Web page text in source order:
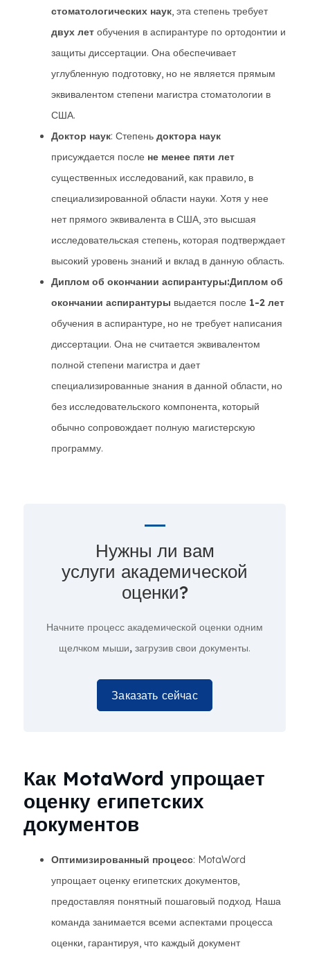
стоматологических наук, эта степень требует
двух лет обучения в аспирантуре по ортодонтии и
защиты диссертации. Она обеспечивает
углубленную подготовку, но не является прямым
эквивалентом степени магистра стоматологии в
США.
Доктор наук: Степень доктора наук
присуждается после не менее пяти лет
существенных исследований, как правило, в
специализированной области науки. Хотя у нее
нет прямого эквивалента в США, это высшая
исследовательская степень, которая подтверждает
высокий уровень знаний и вклад в данную область.
Диплом об окончании аспирантуры:Диплом об
окончании аспирантуры выдается после 1-2 лет
обучения в аспирантуре, но не требует написания
диссертации. Она не считается эквивалентом
полной степени магистра и дает
специализированные знания в данной области, но
без исследовательского компонента, который
обычно сопровождает полную магистерскую
программу.
Нужны ли вам
услуги академической
оценки?
Начните процесс академической оценки одним
щелчком мыши, загрузив свои документы.
Заказать сейчас
Как MotaWord упрощает
оценку египетских
документов
Оптимизированный процесс: MotaWord
упрощает оценку египетских документов,
предоставляя понятный пошаговый подход. Наша
команда занимается всеми аспектами процесса
оценки, гарантируя, что каждый документ